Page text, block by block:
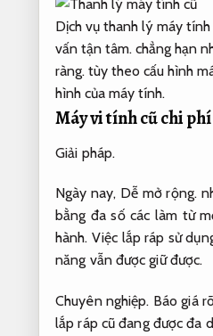
Dịch vụ thanh lý máy
vấn tận tâm. chẳng hạn
ràng. tùy theo cấu hình
hình của máy tính.
Máy vi tính cũ chi
Giải pháp.
Ngày nay, Dễ mở rộng.
bằng đa số các làm từ
hành. Việc lắp ráp sử
năng vẫn được giữ được.
Chuyên nghiệp. Báo giá
lắp ráp cũ đang được đa